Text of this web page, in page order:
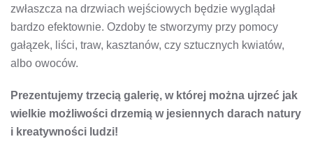
zwłaszcza na drzwiach wejściowych będzie wyglądał
bardzo efektownie. Ozdoby te stworzymy przy pomocy
gałązek, liści, traw, kasztanów, czy sztucznych kwiatów,
albo owoców.
Prezentujemy trzecią galerię, w której można ujrzeć jak
wielkie możliwości drzemią w jesiennych darach natury
i kreatywności ludzi!